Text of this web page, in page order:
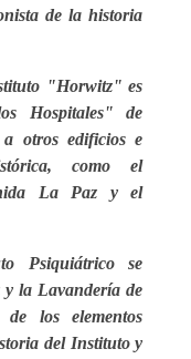
de la historia
"Horwitz" es
Hospitales" de
a otros edificios e
como el
La Paz y el
Psiquiátrico se
y la Lavandería de
los elementos
del Instituto y